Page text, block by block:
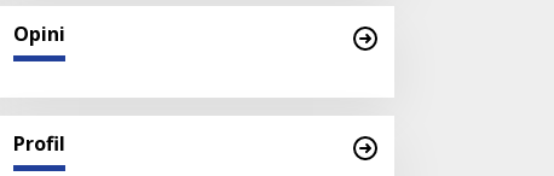
Opini
Profil